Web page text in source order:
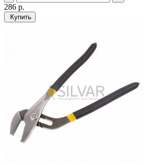
286 р.
Купить